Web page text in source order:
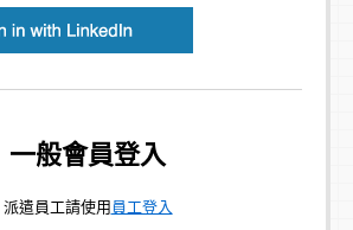
一般會員登入
派遣員工請使用 員工登入